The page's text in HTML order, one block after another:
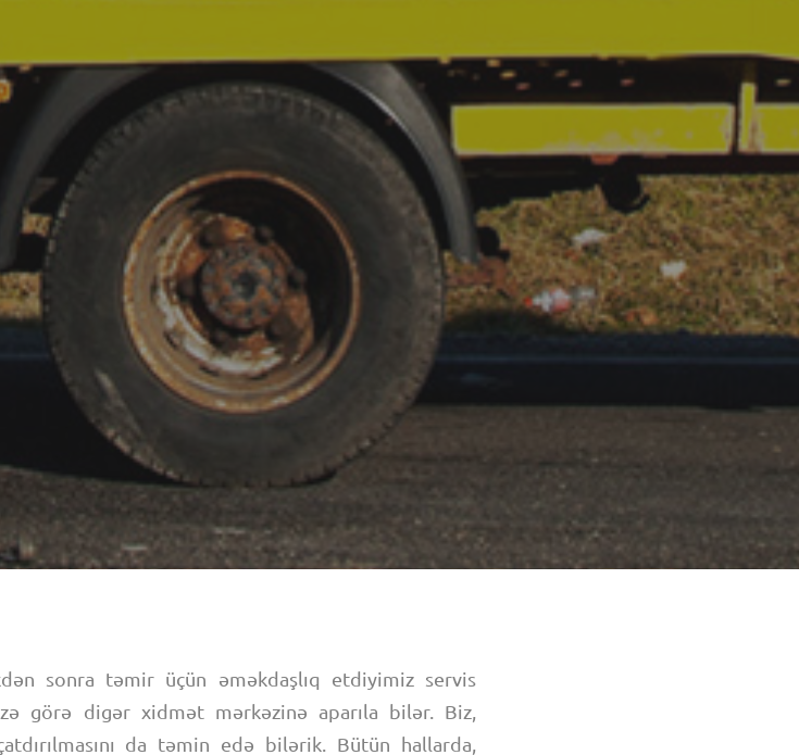
sonra təmir üçün əməkdaşlıq etdiyimiz servis
görə digər xidmət mərkəzinə aparıla bilər. Biz,
da təmin edə bilərik. Bütün hallarda,